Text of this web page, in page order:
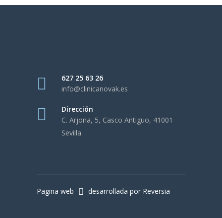
627 25 63 26
info@clinicanovak.es
Dirección
C. Arjona, 5, Casco Antiguo, 41001
Sevilla
Pagina web desarrollada por Reversia